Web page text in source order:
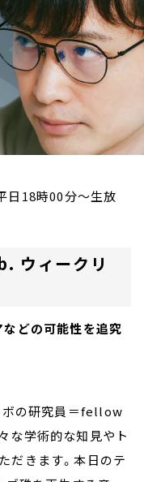
日18時00分～生放
ウィークリ
どの可能性を追究
ボの研究員＝fellow
な学術的な知見やト
だきます。本日のテ